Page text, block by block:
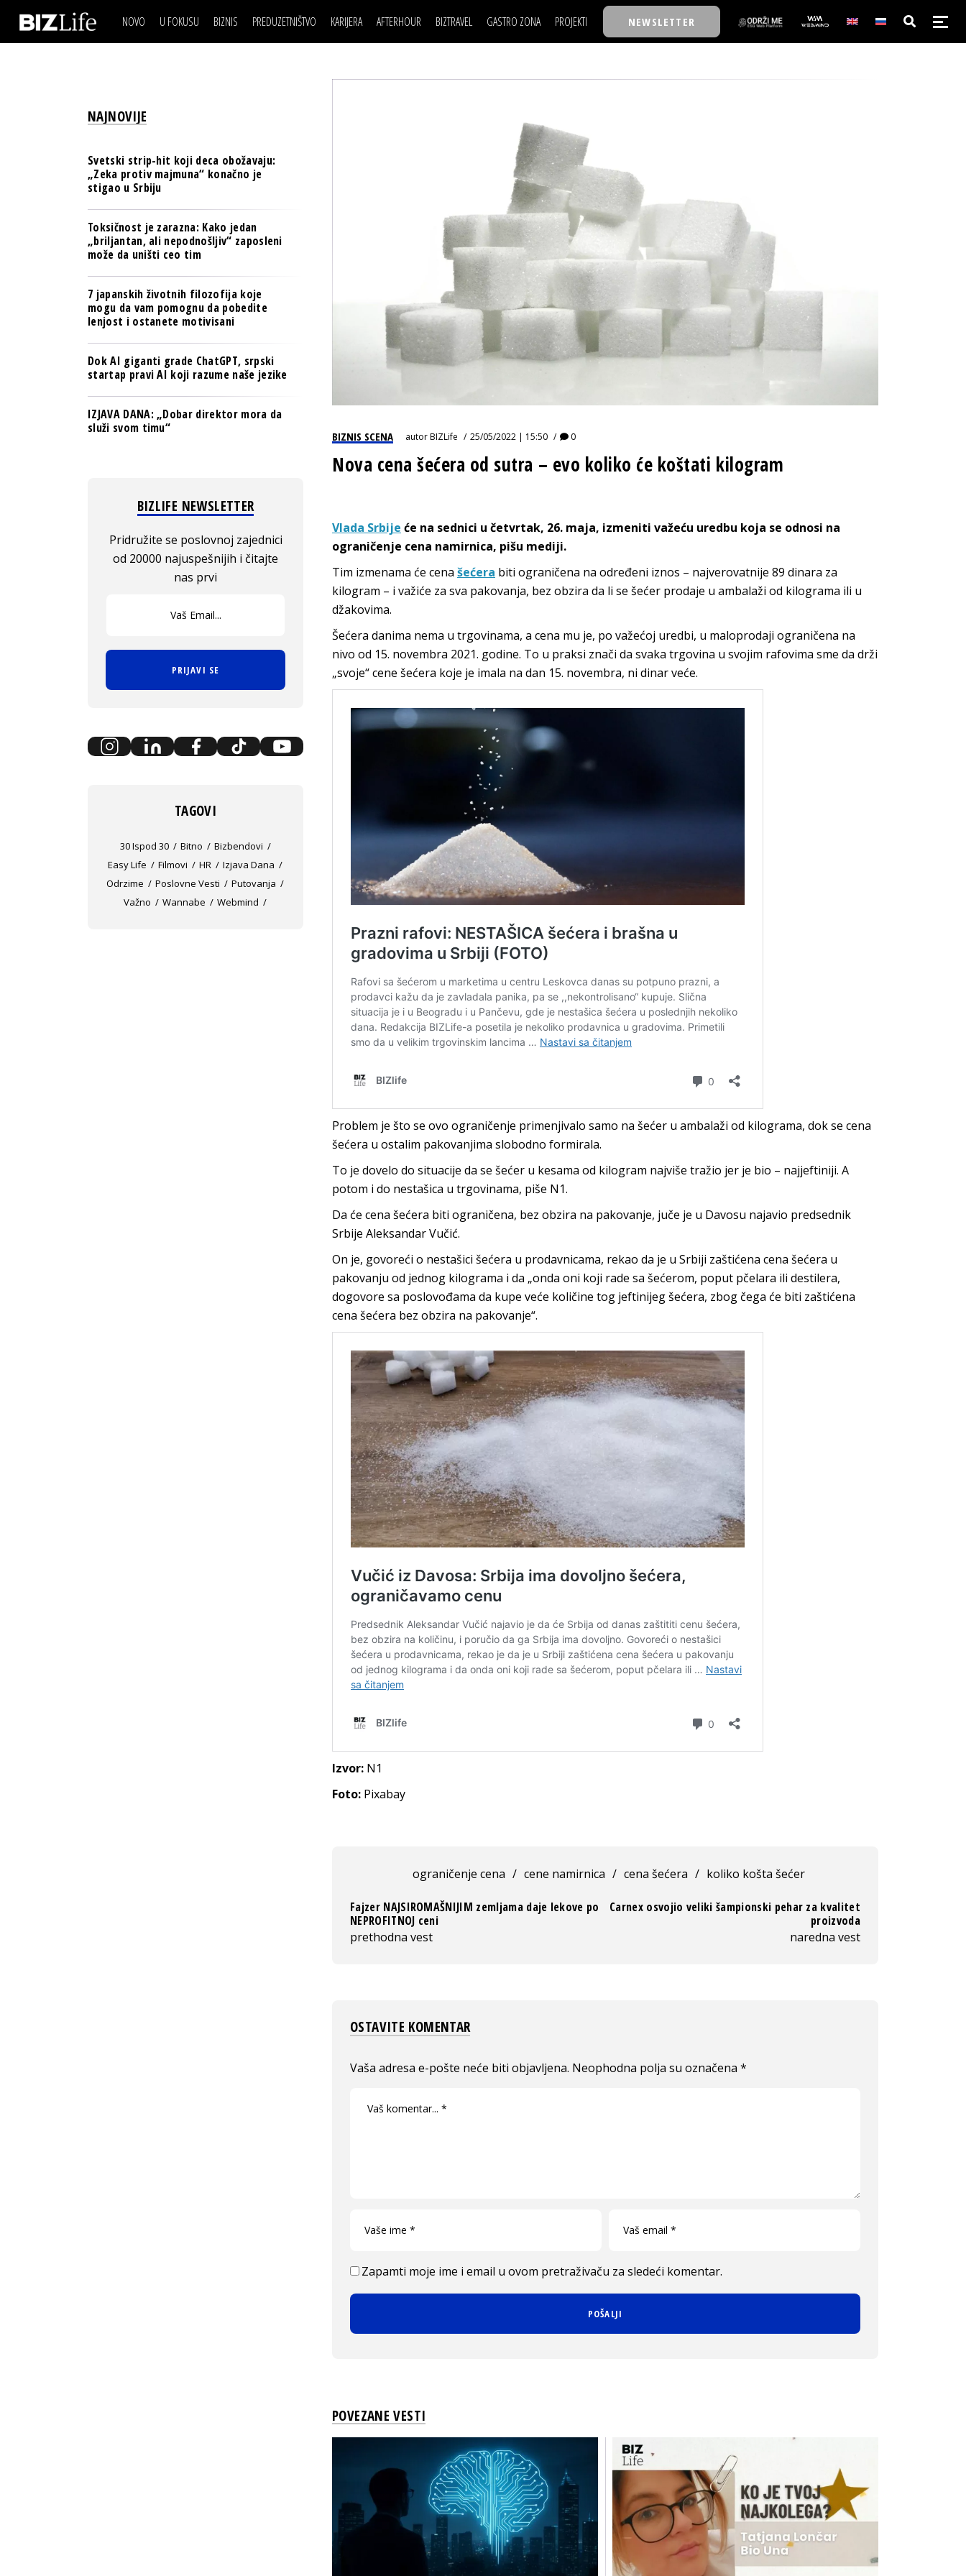
NOVO U FOKUSU BIZNIS
BANKE
TECH I AI
BIZNIS & SPORT
PULS REGIONA
NOVO NA RAFU
PREDUZETNIŠTVO KARIJERA AFTERHOUR BIZTRAVEL GASTRO ZONA PROJEKTI
BACK TO OFFICE/SCHOOL
BIZBENDOVI
BIZKOLEGIJUM
BMW BIZNIS LIGA
BIZLIFE WEEK
IZJAVA GODINE
NEWSLETTER
IZJAVA DANABIZNIS SCENA
BREND I KOMUNIKACIJE
OSIGURANJE
TECH I AI
PULS REGIONA
POSAO
MOJ UGAO
FILM I SCENA
AUTO SVET
NAJKOLEGA
30 ISPOD 30
BIZKOLEGIJUM
BMW BIZNIS LIGA
BIZLIFE WEEK
IZJAVA GODINE
BIZNIS SCENA autorBIZLife 25/05/2022 | 15:50 0
Nova cena šećera od sutra – evo koliko će koštati kilogram
Vlada Srbije će na sednici u četvrtak, 26. maja, izmeniti važeću uredbu koja se odnosi na
ograničenje cena namirnica, pišu mediji.
Tim izmenama će cena šećera biti ograničena na određeni iznos – najverovatnije 89 dinara za
kilogram – i važiće za sva pakovanja, bez obzira da li se šećer prodaje u ambalaži od kilograma ili u
džakovima.
Šećera danima nema u trgovinama, a cena mu je, po važećoj uredbi, u maloprodaji ograničena na
nivo od 15. novembra 2021. godine. To u praksi znači da svaka trgovina u svojim rafovima sme da drži
„svoje“ cene šećera koje je imala na dan 15. novembra, ni dinar veće.
Problem je što se ovo ograničenje primenjivalo samo na šećer u ambalaži od kilograma, dok se cena
šećera u ostalim pakovanjima slobodno formirala.
To je dovelo do situacije da se šećer u kesama od kilogram najviše tražio jer je bio – najjeftiniji. A
potom i do nestašica u trgovinama, piše N1.
Da će cena šećera biti ograničena, bez obzira na pakovanje, juče je u Davosu najavio predsednik
Srbije Aleksandar Vučić.
On je, govoreći o nestašici šećera u prodavnicama, rekao da je u Srbiji zaštićena cena šećera u
pakovanju od jednog kilograma i da „onda oni koji rade sa šećerom, poput pčelara ili destilera,
dogovore sa poslovođama da kupe veće količine tog jeftinijeg šećera, zbog čega će biti zaštićena
cena šećera bez obzira na pakovanje“.
Izvor: N1
Foto: Pixabay
ograničenje cena / cene namirnica / cena šećera / koliko košta šećer
Fajzer NAJSIROMAŠNIJIM zemljama daje lekove po
NEPROFITNOJ ceni
prethodna vest
Carnex osvojio veliki šampionski pehar za kvalitet
proizvoda
naredna vest
OSTAVITE KOMENTAR
Vaša adresa e-pošte neće biti objavljena. Neophodna polja su označena *
Zapamti moje ime i email u ovom pretraživaču za sledeći komentar.
POVEZANE VESTI
NAJNOVIJE
Svetski strip-hit koji deca obožavaju:
„Zeka protiv majmuna“ konačno je
stigao u Srbiju
Toksičnost je zarazna: Kako jedan
„briljantan, ali nepodnošljiv“ zaposleni
može da uništi ceo tim
7 japanskih životnih filozofija koje
mogu da vam pomognu da pobedite
lenjost i ostanete motivisani
Dok AI giganti grade ChatGPT, srpski
startap pravi AI koji razume naše jezike
IZJAVA DANA: „Dobar direktor mora da
služi svom timu“
BIZLIFE NEWSLETTER
Pridružite se poslovnoj zajednici
od 20000 najuspešnijih i čitajte
nas prvi
PRIJAVI SE
TAGOVI
30 Ispod 30 Bitno
Bizbendovi
Easy Life
Filmovi HR
Izjava Dana
Odrzime
Poslovne Vesti
Putovanja
Važno
Wannabe Webmind